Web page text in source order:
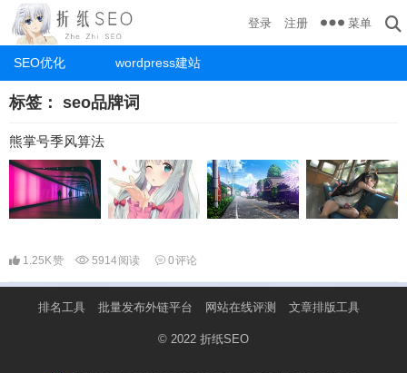
SEO优化 wordpress建站
登录 注册 菜单
标签： seo品牌词
熊掌号季风算法
1.25K赞 5914阅读 0评论
排名工具 批量发布外链平台 网站在线评测 文章排版工具
© 2022 折纸SEO